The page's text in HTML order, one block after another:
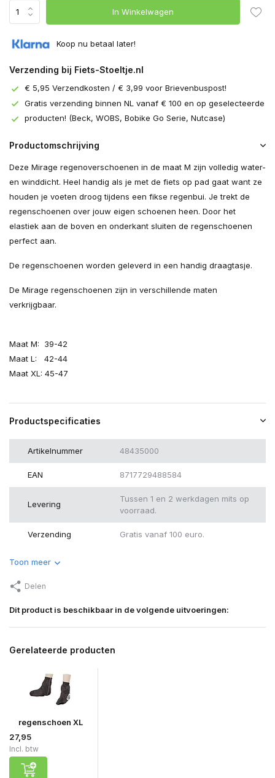
In Winkelwagen
Koop nu betaal later!
Verzending bij Fiets-Stoeltje.nl
€ 5,95 Verzendkosten / € 3,99 voor Brievenbuspost!
Gratis verzending binnen NL vanaf € 100 en op geselecteerde
producten! (Beck, WOBS, Bobike Go Serie, Nutcase)
Productomschrijving
Deze Mirage regenoverschoenen in de maat M zijn volledig water-
en winddicht. Heel handig als je met de fiets op pad gaat want ze
houden je voeten droog tijdens een fikse regenbui. Je trekt de
regenschoenen over jouw eigen schoenen heen. Door het
elastiek aan de boven en onderkant sluiten de regenschoenen
perfect aan.
De regenschoenen worden geleverd in een handig draagtasje.
De Mirage regenschoenen zijn in verschillende maten
verkrijgbaar.
Maat M: 39-42
Maat L: 42-44
Maat XL: 45-47
Productspecificaties
Artikelnummer 48435000
EAN 8717729488584
Levering
Tussen 1 en 2 werkdagen mits op
voorraad.
Verzending Gratis vanaf 100 euro.
Toon meer
Delen
Dit product is beschikbaar in de volgende uitvoeringen:
Gerelateerde producten
regenschoen XL
27,95
Incl. btw